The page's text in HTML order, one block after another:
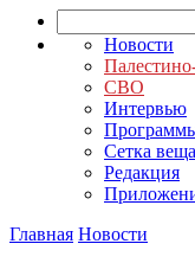
Новости
СВО
Интервью
Сетка
Редакция
Главная Новости